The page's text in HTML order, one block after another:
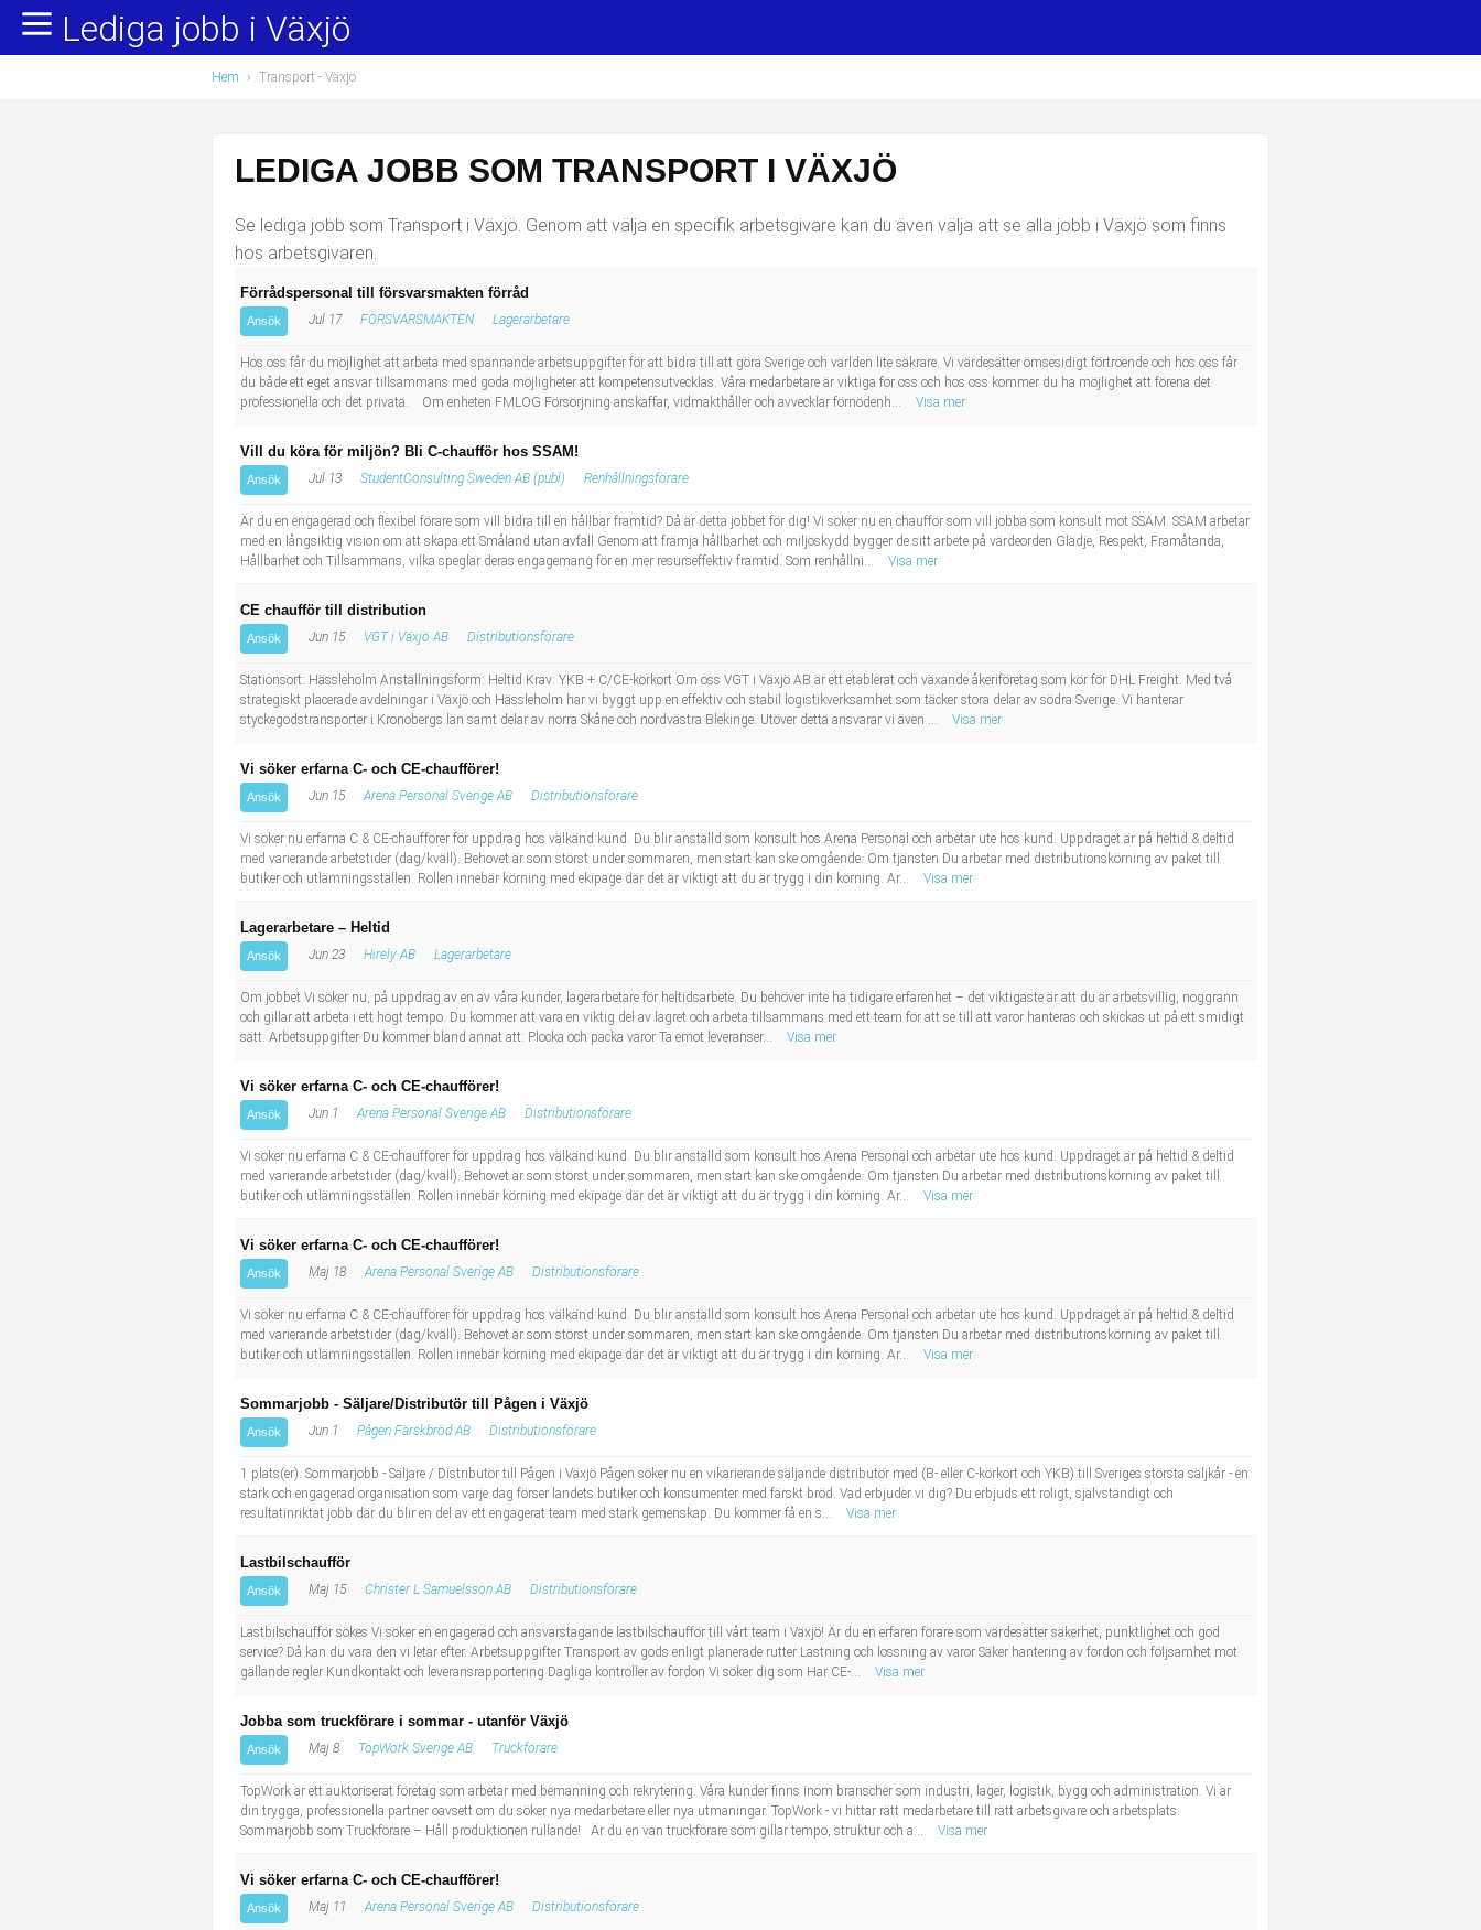
Yrkesområden
Administration, ekonomi, juridik
Försäljning, inköp, marknadsföring
Hotell, restaurang, storhushåll
Installation, drift, underhåll
Kropps- och skönhetsvård
Naturvetenskapligt arbete
Sanering och renhållning
Populära jobb
Undersköterska, hemtjänst och äldreboende
Lärare i förskola/Förskollärare
Bussförare/Busschaufför
Behandlingsassistent/Socialpedagog
Tidningsbud/Tidningsdistributör
Lärare i fritidshem/Fritidspedagog
Taxiförare/Taxichaufför
Läkarsekreterare/Vårdadmin/Medicinsk sekreterare
Informatör/Kommunikatör
Sjuksköterska, grundutbildad
Lediga jobb i Växjö
Hem › Transport - Växjö
LEDIGA JOBB SOM TRANSPORT I VÄXJÖ
Se lediga jobb som Transport i Växjö. Genom att välja en specifik arbetsgivare kan du även välja att se alla jobb i Växjö som finns
hos arbetsgivaren.
Förrådspersonal till försvarsmakten förråd
Ansök Jul 17 FÖRSVARSMAKTEN Lagerarbetare
Hos oss får du möjlighet att arbeta med spännande arbetsuppgifter för att bidra till att göra Sverige och världen lite säkrare. Vi värdesätter ömsesidigt förtroende och hos oss får
du både ett eget ansvar tillsammans med goda möjligheter att kompetensutvecklas. Våra medarbetare är viktiga för oss och hos oss kommer du ha möjlighet att förena det
professionella och det privata. Om enheten FMLOG Försörjning anskaffar, vidmakthåller och avvecklar förnödenh...
Visa mer
Vill du köra för miljön? Bli C-chaufför hos SSAM!
Ansök Jul 13 StudentConsulting Sweden AB (publ) Renhållningsförare
Är du en engagerad och flexibel förare som vill bidra till en hållbar framtid? Då är detta jobbet för dig! Vi söker nu en chaufför som vill jobba som konsult mot SSAM. SSAM arbetar
med en långsiktig vision om att skapa ett Småland utan avfall.Genom att främja hållbarhet och miljöskydd bygger de sitt arbete på värdeorden Glädje, Respekt, Framåtanda,
Hållbarhet och Tillsammans, vilka speglar deras engagemang för en mer resurseffektiv framtid. Som renhållni...
Visa mer
CE chaufför till distribution
Ansök Jun 15 VGT i Växjö AB Distributionsförare
Stationsort: Hässleholm Anställningsform: Heltid Krav: YKB + C/CE-körkort Om oss VGT i Växjö AB är ett etablerat och växande åkeriföretag som kör för DHL Freight. Med två
strategiskt placerade avdelningar i Växjö och Hässleholm har vi byggt upp en effektiv och stabil logistikverksamhet som täcker stora delar av södra Sverige. Vi hanterar
styckegodstransporter i Kronobergs län samt delar av norra Skåne och nordvästra Blekinge. Utöver detta ansvarar vi även ...
Visa mer
Vi söker erfarna C- och CE-chaufförer!
Ansök Jun 15 Arena Personal Sverige AB Distributionsförare
Vi söker nu erfarna C & CE-chaufförer för uppdrag hos välkänd kund. Du blir anställd som konsult hos Arena Personal och arbetar ute hos kund. Uppdraget är på heltid & deltid
med varierande arbetstider (dag/kväll). Behovet är som störst under sommaren, men start kan ske omgående. Om tjänsten Du arbetar med distributionskörning av paket till
butiker och utlämningsställen. Rollen innebär körning med ekipage där det är viktigt att du är trygg i din körning. Ar...
Visa mer
Lagerarbetare – Heltid
Ansök Jun 23 Hirely AB Lagerarbetare
Om jobbet Vi söker nu, på uppdrag av en av våra kunder, lagerarbetare för heltidsarbete. Du behöver inte ha tidigare erfarenhet – det viktigaste är att du är arbetsvillig, noggrann
och gillar att arbeta i ett högt tempo. Du kommer att vara en viktig del av lagret och arbeta tillsammans med ett team för att se till att varor hanteras och skickas ut på ett smidigt
sätt. Arbetsuppgifter Du kommer bland annat att: Plocka och packa varor Ta emot leveranser...
Visa mer
Vi söker erfarna C- och CE-chaufförer!
Ansök Jun 1 Arena Personal Sverige AB Distributionsförare
Vi söker nu erfarna C & CE-chaufförer för uppdrag hos välkänd kund. Du blir anställd som konsult hos Arena Personal och arbetar ute hos kund. Uppdraget är på heltid & deltid
med varierande arbetstider (dag/kväll). Behovet är som störst under sommaren, men start kan ske omgående. Om tjänsten Du arbetar med distributionskörning av paket till
butiker och utlämningsställen. Rollen innebär körning med ekipage där det är viktigt att du är trygg i din körning. Ar...
Visa mer
Vi söker erfarna C- och CE-chaufförer!
Ansök Maj 18 Arena Personal Sverige AB Distributionsförare
Vi söker nu erfarna C & CE-chaufförer för uppdrag hos välkänd kund. Du blir anställd som konsult hos Arena Personal och arbetar ute hos kund. Uppdraget är på heltid & deltid
med varierande arbetstider (dag/kväll). Behovet är som störst under sommaren, men start kan ske omgående. Om tjänsten Du arbetar med distributionskörning av paket till
butiker och utlämningsställen. Rollen innebär körning med ekipage där det är viktigt att du är trygg i din körning. Ar...
Visa mer
Sommarjobb - Säljare/Distributör till Pågen i Växjö
Ansök Jun 1 Pågen Färskbröd AB Distributionsförare
1 plats(er). Sommarjobb - Säljare / Distributör till Pågen i Växjö Pågen söker nu en vikarierande säljande distributör med (B- eller C-körkort och YKB) till Sveriges största säljkår - en
stark och engagerad organisation som varje dag förser landets butiker och konsumenter med färskt bröd. Vad erbjuder vi dig? Du erbjuds ett roligt, självständigt och
resultatinriktat jobb där du blir en del av ett engagerat team med stark gemenskap. Du kommer få en s...
Visa mer
Lastbilschaufför
Ansök Maj 15 Christer L Samuelsson AB Distributionsförare
Lastbilschaufför sökes Vi söker en engagerad och ansvarstagande lastbilschaufför till vårt team i Växjö! Är du en erfaren förare som värdesätter säkerhet, punktlighet och god
service? Då kan du vara den vi letar efter. Arbetsuppgifter Transport av gods enligt planerade rutter Lastning och lossning av varor Säker hantering av fordon och följsamhet mot
gällande regler Kundkontakt och leveransrapportering Dagliga kontroller av fordon Vi söker dig som Har CE-...
Visa mer
Jobba som truckförare i sommar - utanför Växjö
Ansök Maj 8 TopWork Sverige AB Truckförare
TopWork är ett auktoriserat företag som arbetar med bemanning och rekrytering. Våra kunder finns inom branscher som industri, lager, logistik, bygg och administration. Vi är
din trygga, professionella partner oavsett om du söker nya medarbetare eller nya utmaningar. TopWork - vi hittar rätt medarbetare till rätt arbetsgivare och arbetsplats.
Sommarjobb som Truckförare – Håll produktionen rullande! Är du en van truckförare som gillar tempo, struktur och a...
Visa mer
Vi söker erfarna C- och CE-chaufförer!
Ansök Maj 11 Arena Personal Sverige AB Distributionsförare